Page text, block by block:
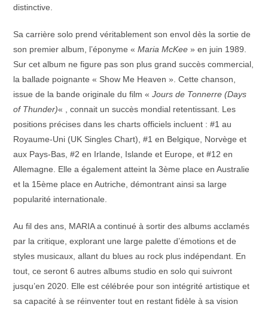
distinctive.
Sa carrière solo prend véritablement son envol dès la sortie de
son premier album, l’éponyme «Maria McKee » en juin 1989.
Sur cet album ne figure pas son plus grand succès commercial,
la ballade poignante « Show Me Heaven ». Cette chanson,
issue de la bande originale du film «Jours de Tonnerre (Days
of Thunder)« , connait un succès mondial retentissant. Les
positions précises dans les charts officiels incluent : #1 au
Royaume-Uni (UK Singles Chart), #1 en Belgique, Norvège et
aux Pays-Bas, #2 en Irlande, Islande et Europe, et #12 en
Allemagne. Elle a également atteint la 3ème place en Australie
et la 15ème place en Autriche, démontrant ainsi sa large
popularité internationale.
Au fil des ans, MARIA a continué à sortir des albums acclamés
par la critique, explorant une large palette d’émotions et de
styles musicaux, allant du blues au rock plus indépendant. En
tout, ce seront 6 autres albums studio en solo qui suivront
jusqu’en 2020. Elle est célébrée pour son intégrité artistique et
sa capacité à se réinventer tout en restant fidèle à sa vision